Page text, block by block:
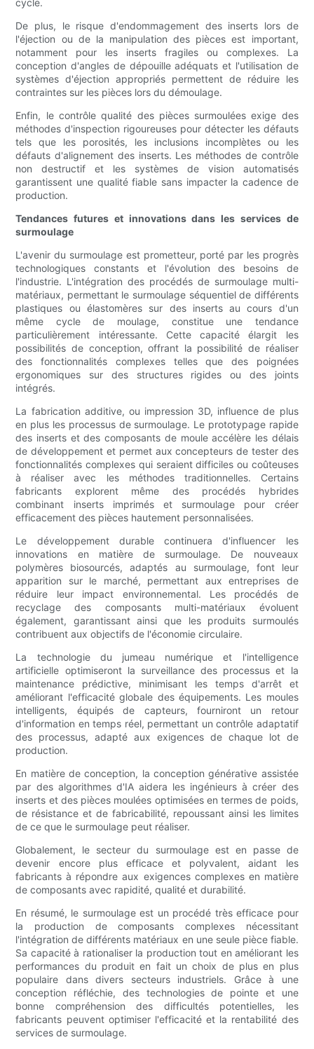
cycle.
De plus, le risque d'endommagement des inserts lors de
l'éjection ou de la manipulation des pièces est important,
notamment pour les inserts fragiles ou complexes. La
conception d'angles de dépouille adéquats et l'utilisation de
systèmes d'éjection appropriés permettent de réduire les
contraintes sur les pièces lors du démoulage.
Enfin, le contrôle qualité des pièces surmoulées exige des
méthodes d'inspection rigoureuses pour détecter les défauts
tels que les porosités, les inclusions incomplètes ou les
défauts d'alignement des inserts. Les méthodes de contrôle
non destructif et les systèmes de vision automatisés
garantissent une qualité fiable sans impacter la cadence de
production.
Tendances futures et innovations dans les services de
surmoulage
L'avenir du surmoulage est prometteur, porté par les progrès
technologiques constants et l'évolution des besoins de
l'industrie. L'intégration des procédés de surmoulage multi-
matériaux, permettant le surmoulage séquentiel de différents
plastiques ou élastomères sur des inserts au cours d'un
même cycle de moulage, constitue une tendance
particulièrement intéressante. Cette capacité élargit les
possibilités de conception, offrant la possibilité de réaliser
des fonctionnalités complexes telles que des poignées
ergonomiques sur des structures rigides ou des joints
intégrés.
La fabrication additive, ou impression 3D, influence de plus
en plus les processus de surmoulage. Le prototypage rapide
des inserts et des composants de moule accélère les délais
de développement et permet aux concepteurs de tester des
fonctionnalités complexes qui seraient difficiles ou coûteuses
à réaliser avec les méthodes traditionnelles. Certains
fabricants explorent même des procédés hybrides
combinant inserts imprimés et surmoulage pour créer
efficacement des pièces hautement personnalisées.
Le développement durable continuera d'influencer les
innovations en matière de surmoulage. De nouveaux
polymères biosourcés, adaptés au surmoulage, font leur
apparition sur le marché, permettant aux entreprises de
réduire leur impact environnemental. Les procédés de
recyclage des composants multi-matériaux évoluent
également, garantissant ainsi que les produits surmoulés
contribuent aux objectifs de l'économie circulaire.
La technologie du jumeau numérique et l'intelligence
artificielle optimiseront la surveillance des processus et la
maintenance prédictive, minimisant les temps d'arrêt et
améliorant l'efficacité globale des équipements. Les moules
intelligents, équipés de capteurs, fourniront un retour
d'information en temps réel, permettant un contrôle adaptatif
des processus, adapté aux exigences de chaque lot de
production.
En matière de conception, la conception générative assistée
par des algorithmes d'IA aidera les ingénieurs à créer des
inserts et des pièces moulées optimisées en termes de poids,
de résistance et de fabricabilité, repoussant ainsi les limites
de ce que le surmoulage peut réaliser.
Globalement, le secteur du surmoulage est en passe de
devenir encore plus efficace et polyvalent, aidant les
fabricants à répondre aux exigences complexes en matière
de composants avec rapidité, qualité et durabilité.
En résumé, le surmoulage est un procédé très efficace pour
la production de composants complexes nécessitant
l'intégration de différents matériaux en une seule pièce fiable.
Sa capacité à rationaliser la production tout en améliorant les
performances du produit en fait un choix de plus en plus
populaire dans divers secteurs industriels. Grâce à une
conception réfléchie, des technologies de pointe et une
bonne compréhension des difficultés potentielles, les
fabricants peuvent optimiser l'efficacité et la rentabilité des
services de surmoulage.